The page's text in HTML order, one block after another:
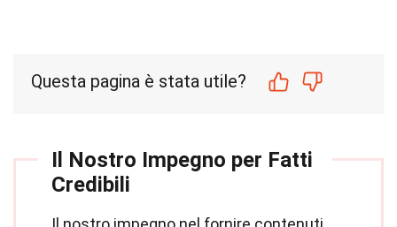
Questa pagina è stata utile?
Il Nostro Impegno per Fatti
Credibili